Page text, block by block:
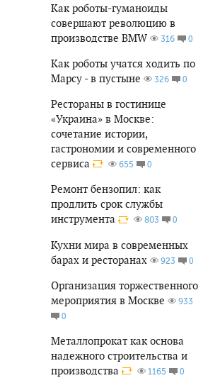
Как роботы-гуманоиды
совершают революцию в
производстве BMW
316 0
Как роботы учатся ходить по
Марсу - в пустыне
326 0
Рестораны в гостинице
«Украина» в Москве:
сочетание истории,
гастрономии и современного
сервиса
655 0
Ремонт бензопил: как
продлить срок службы
инструмента
803 0
Кухни мира в современных
барах и ресторанах
923 0
Организация торжественного
мероприятия в Москве
933
0
Металлопрокат как основа
надежного строительства и
производства
1165 0